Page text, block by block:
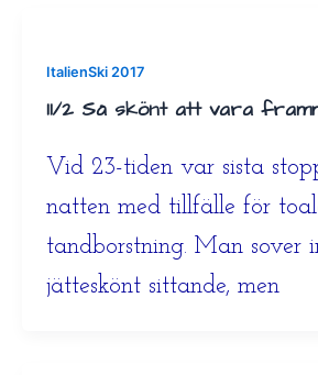
ItalienSki 2017
11/2 Så skönt att vara
Vid 23-tiden var sista
natten med tillfälle för
tandborstning. Man sover
jätteskönt sittande, men